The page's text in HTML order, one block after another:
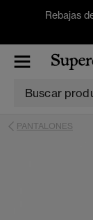
Rebajas
PANTALONES